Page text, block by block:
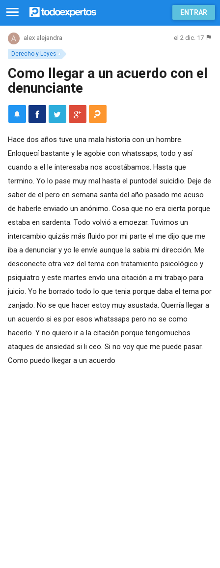
ENTRAR
Derecho y Leyes
alex alejandra el 2 dic. 17
Como llegar a un acuerdo con el
denunciante
Hace dos años tuve una mala historia con un hombre.
Enloquecí bastante y le agobie con whatssaps, todo y así
cuando a el le interesaba nos acostábamos. Hasta que
termino. Yo lo pase muy mal hasta el puntodel suicidio. Deje de
saber de el pero en semana santa del año pasado me acuso
de haberle enviado un anónimo. Cosa que no era cierta porque
estaba en sardenta. Todo volvió a emoezar. Tuvimos un
intercambio quizás más fluido por mi parte el me dijo que me
iba a denunciar y yo le envíe aunque la sabia mi dirección. Me
desconecte otra vez del tema con tratamiento psicológico y
psiquiatro y este martes envío una citación a mi trabajo para
juicio. Yo he borrado todo lo que tenia porque daba el tema por
zanjado. No se que hacer estoy muy asustada. Querría llegar a
un acuerdo si es por esos whatssaps pero no se como
hacerlo. Y no quiero ir a la citación porque tengomuchos
ataques de ansiedad si li ceo. Si no voy que me puede pasar.
Como puedo lkegar a un acuerdo